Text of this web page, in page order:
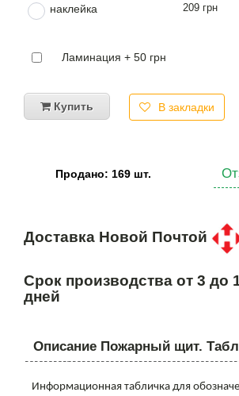
наклейка 209 грн
Ламинация + 50 грн
Купить В закладки
Продано: 169 шт.
Доставка Новой Почтой
Срок производства от 3 до
дней
Описание Пожарный щит.
Информационная табличка для